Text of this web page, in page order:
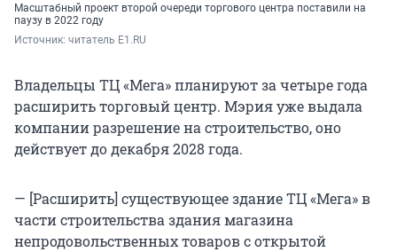
Масштабный проект второй очереди торгового центра поставили на
паузу в 2022 году
Источник: читатель E1.RU
Владельцы ТЦ «Мега» планируют за четыре года
расширить торговый центр. Мэрия уже выдала
компании разрешение на строительство, оно
действует до декабря 2028 года.
— [Расширить] существующее здание ТЦ «Мега» в
части строительства здания магазина
непродовольственных товаров с открытой